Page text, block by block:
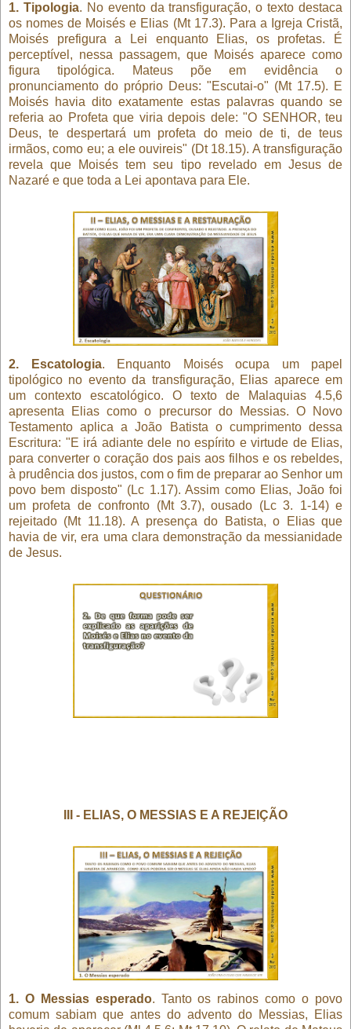
1. Tipologia. No evento da transfiguração, o texto destaca
os nomes de Moisés e Elias (Mt 17.3). Para a Igreja Cristã,
Moisés prefigura a Lei enquanto Elias, os profetas. É
perceptível, nessa passagem, que Moisés aparece como
figura tipológica. Mateus põe em evidência o
pronunciamento do próprio Deus: "Escutai-o" (Mt 17.5). E
Moisés havia dito exatamente estas palavras quando se
referia ao Profeta que viria depois dele: "O SENHOR, teu
Deus, te despertará um profeta do meio de ti, de teus
irmãos, como eu; a ele ouvireis" (Dt 18.15). A transfiguração
revela que Moisés tem seu tipo revelado em Jesus de
Nazaré e que toda a Lei apontava para Ele.
2. Escatologia. Enquanto Moisés ocupa um papel
tipológico no evento da transfiguração, Elias aparece em
um contexto escatológico. O texto de Malaquias 4.5,6
apresenta Elias como o precursor do Messias. O Novo
Testamento aplica a João Batista o cumprimento dessa
Escritura: "E irá adiante dele no espírito e virtude de Elias,
para converter o coração dos pais aos filhos e os rebeldes,
à prudência dos justos, com o fim de preparar ao Senhor um
povo bem disposto" (Lc 1.17). Assim como Elias, João foi
um profeta de confronto (Mt 3.7), ousado (Lc 3. 1-14) e
rejeitado (Mt 11.18). A presença do Batista, o Elias que
havia de vir, era uma clara demonstração da messianidade
de Jesus.
III - ELIAS, O MESSIAS E A REJEIÇÃO
1. O Messias esperado. Tanto os rabinos como o povo
comum sabiam que antes do advento do Messias, Elias